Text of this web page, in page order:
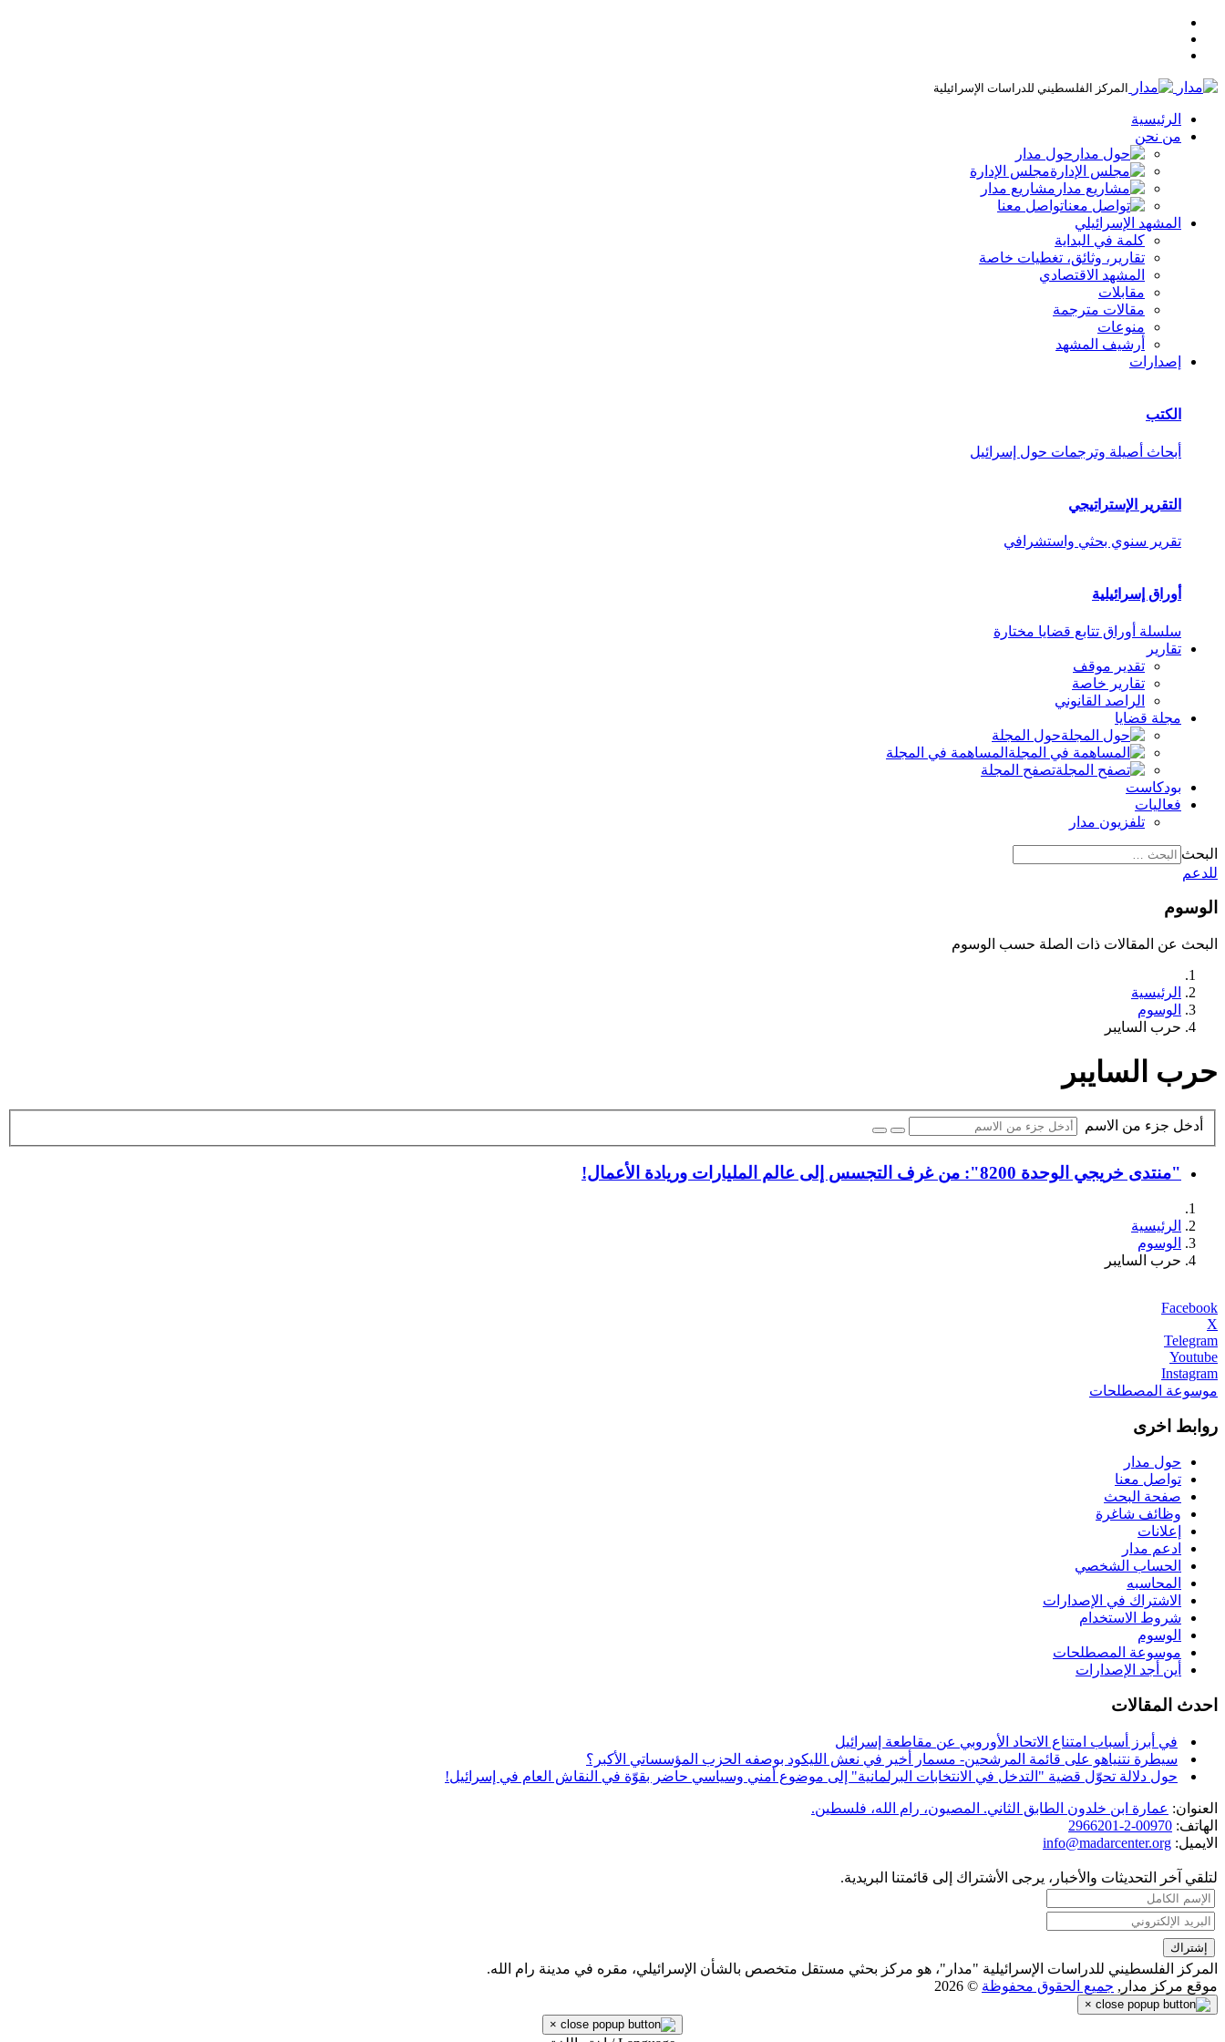
المركز الفلسطيني للدراسات الإسرائيلية
الرئيسية
من نحن
حول مدار
مجلس الإدارة
مشاريع مدار
تواصل معنا
المشهد الإسرائيلي
كلمة في البداية
تقارير، وثائق، تغطيات خاصة
المشهد الاقتصادي
مقابلات
مقالات مترجمة
منوعات
أرشيف المشهد
إصدارات
الكتب
أبحاث أصيلة وترجمات حول إسرائيل
التقرير الإستراتيجي
تقرير سنوي بحثي واستشرافي
أوراق إسرائيلية
سلسلة أوراق تتابع قضايا مختارة
تقارير
تقدير موقف
تقارير خاصة
الراصد القانوني
مجلة قضايا
حول المجلة
المساهمة في المجلة
تصفح المجلة
بودكاست
فعاليات
تلفزيون مدار
البحث
للدعم
الوسوم
البحث عن المقالات ذات الصلة حسب الوسوم
الرئيسية
الوسوم
حرب السايبر
حرب السايبر
أدخل جزء من الاسم
"منتدى خريجي الوحدة 8200": من غرف التجسس إلى عالم المليارات وريادة الأعمال!
الرئيسية
الوسوم
حرب السايبر
Facebook
X
Telegram
Youtube
Instagram
موسوعة المصطلحات
روابط اخرى
حول مدار
تواصل معنا
صفحة البحث
وظائف شاغرة
إعلانات
ادعم مدار
الحساب الشخصي
المحاسبه
الاشتراك في الإصدارات
شروط الاستخدام
الوسوم
موسوعة المصطلحات
أين أجد الإصدارات
احدث المقالات
في أبرز أسباب امتناع الاتحاد الأوروبي عن مقاطعة إسرائيل
سيطرة نتنياهو على قائمة المرشحين- مسمار أخير في نعش الليكود بوصفه الحزب المؤسساتي الأكبر؟
حول دلالة تحوّل قضية "التدخل في الانتخابات البرلمانية" إلى موضوع أمني وسياسي حاضر بقوّة في النقاش العام في إسرائيل!
العنوان: عمارة ابن خلدون الطابق الثاني. المصيون، رام الله، فلسطين.
الهاتف: 00970-2-2966201
الايميل: info@madarcenter.org
لتلقي آخر التحديثات والأخبار، يرجى الأشتراك إلى قائمتنا البريدية.
المركز الفلسطيني للدراسات الإسرائيلية "مدار"، هو مركز بحثي مستقل متخصص بالشأن الإسرائيلي، مقره في مدينة رام الله.
موقع مركز مدار, جميع الحقوق محفوظة © 2026
×
×